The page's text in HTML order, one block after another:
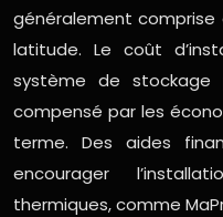
généralement
latitude. Le coût
système de
compensé par les
terme. Des aides
encourager
thermiques, comme